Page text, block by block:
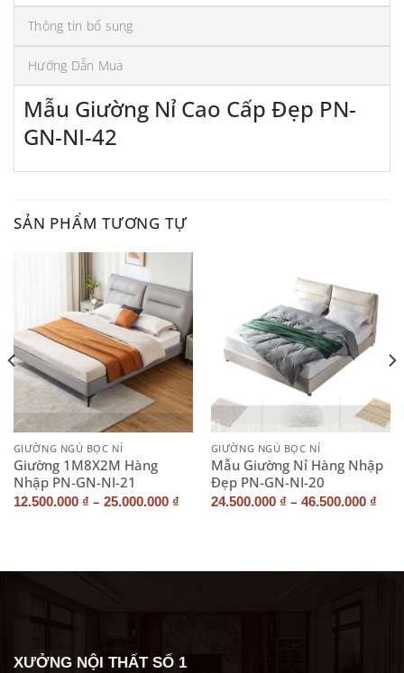
Thông tin bổ sung
Hướng Dẫn Mua
Mẫu Giường Nỉ Cao Cấp Đẹp PN-
GN-NI-42
SẢN PHẨM TƯƠNG TỰ
GIƯỜNG NGỦ BỌC NỈ
Giường 1M8X2M Hàng
Nhập PN-GN-NI-21
12.500.000 ₫ – 25.000.000 ₫
GIƯỜNG NGỦ BỌC NỈ
Mẫu Giường Nỉ Hàng Nhập
Đẹp PN-GN-NI-20
24.500.000 ₫ – 46.500.000 ₫
XƯỞNG NỘI THẤT SỐ 1